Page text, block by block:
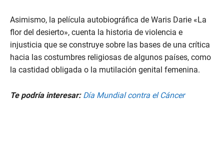
Asimismo, la película autobiográfica de Waris Darie «La
flor del desierto», cuenta la historia de violencia e
injusticia que se construye sobre las bases de una crítica
hacia las costumbres religiosas de algunos países, como
la castidad obligada o la mutilación genital femenina.
Te podría interesar: Día Mundial contra el Cáncer